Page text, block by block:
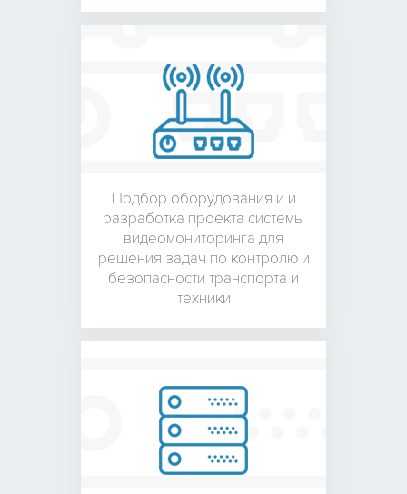
Подбор оборудования и и
разработка проекта системы
видеомониторинга для
решения задач по контролю и
безопасности транспорта и
техники